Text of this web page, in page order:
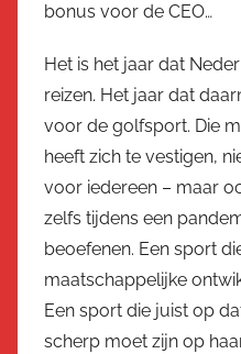
bonus voor de CEO…
Het is het jaar dat
reizen. Het jaar dat
voor de golfsport. Die
heeft zich te vestigen,
voor iedereen – maar
zelfs tijdens een
beoefenen. Een sport
maatschappelijke
Een sport die juist op
scherp moet zijn op